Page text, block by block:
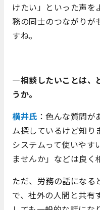
けたい」といった声を
務の同士のつながりが
すね。
―相談したいことは、
うか。
横井氏 ：色んな質問
ム探しているけど知り
システムって使いやす
ませんか」などは良く
ただ、労務の話になる
で、社外の人間と共有